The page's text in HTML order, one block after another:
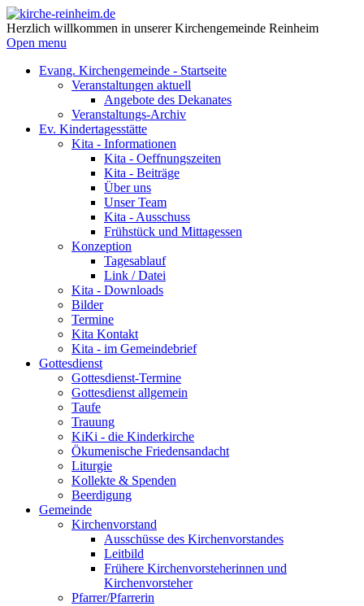
Herzlich willkommen in unserer Kirchengemeinde Reinheim
Open menu
Evang. Kirchengemeinde - Startseite
Veranstaltungen aktuell
Angebote des Dekanates
Veranstaltungs-Archiv
Ev. Kindertagesstätte
Kita - Informationen
Kita - Oeffnungszeiten
Kita - Beiträge
Über uns
Unser Team
Kita - Ausschuss
Frühstück und Mittagessen
Konzeption
Tagesablauf
Link / Datei
Kita - Downloads
Bilder
Termine
Kita Kontakt
Kita - im Gemeindebrief
Gottesdienst
Gottesdienst-Termine
Gottesdienst allgemein
Taufe
Trauung
KiKi - die Kinderkirche
Ökumenische Friedensandacht
Liturgie
Kollekte & Spenden
Beerdigung
Gemeinde
Kirchenvorstand
Ausschüsse des Kirchenvorstandes
Leitbild
Frühere Kirchenvorsteherinnen und
Kirchenvorsteher
Pfarrer/Pfarrerin